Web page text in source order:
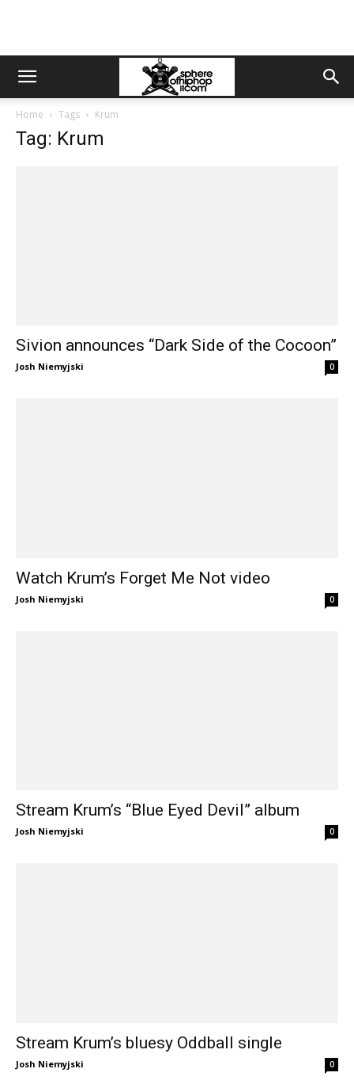
Home Tags Krum
Tag: Krum
Sivion announces “Dark Side of the Cocoon”
Josh Niemyjski 0
Watch Krum’s Forget Me Not video
Josh Niemyjski 0
Stream Krum’s “Blue Eyed Devil” album
Josh Niemyjski 0
Stream Krum’s bluesy Oddball single
Josh Niemyjski 0